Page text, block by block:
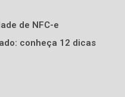
de NFC-e
conheça 12 dicas